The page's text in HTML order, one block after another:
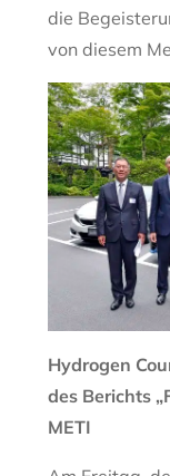
die
von diesem
Hydrogen
des Berichts
METI